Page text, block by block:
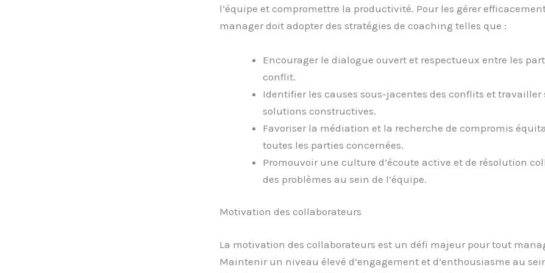
l’équipe et compromettre la productivité. Pour les gérer
manager doit adopter des stratégies de coaching telles que :
Encourager le dialogue ouvert et respectueux entre les
conflit.
Identifier les causes sous-jacentes des conflits et travailler
solutions constructives.
Favoriser la médiation et la recherche de compromis
toutes les parties concernées.
Promouvoir une culture d’écoute active et de résolution
des problèmes au sein de l’équipe.
Motivation des collaborateurs
La motivation des collaborateurs est un défi majeur pour tout
Maintenir un niveau élevé d’engagement et d’enthousiasme au